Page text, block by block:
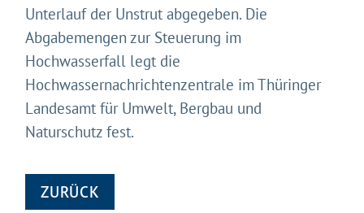
Unterlauf der Unstrut abgegeben. Die
Abgabemengen zur Steuerung im
Hochwasserfall legt die
Hochwassernachrichtenzentrale im Thüringer
Landesamt für Umwelt, Bergbau und
Naturschutz fest.
ZURÜCK